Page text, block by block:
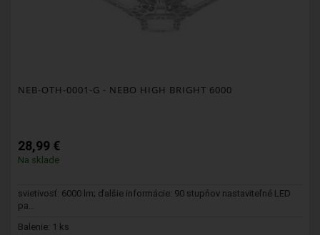
NEB-OTH-0001-G - NEBO HIGH BRIGHT 6000
28,99 €
Na sklade
svietivosť: 6000 lm; ďalšie informácie: 90 stupňov nastaviteľné LED
pa...
Balenie: 1 ks